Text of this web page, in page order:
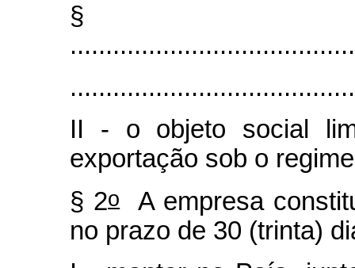
§
II - o objeto social
exportação sob o
§ 2oA empresa
no prazo de 30 (trinta)